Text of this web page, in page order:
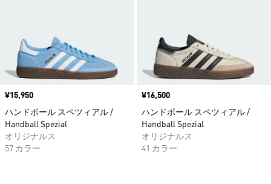
価格
¥15,950
ハンドボール スペツィアル /
Handball Spezial
オリジナルス
57 カラー
価格
¥16,500
ハンドボール スペツィアル /
Handball Spezial
オリジナルス
41 カラー